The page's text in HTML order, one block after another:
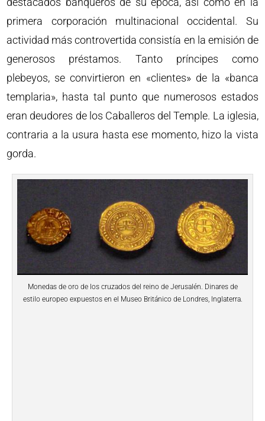
primera corporación multinacional occidental. Su
actividad más controvertida consistía en la emisión de
generosos préstamos. Tanto príncipes como
plebeyos, se convirtieron en «clientes» de la «banca
templaria», hasta tal punto que numerosos estados
eran deudores de los Caballeros del Temple. La iglesia,
contraria a la usura hasta ese momento, hizo la vista
gorda.
Monedas de oro de los cruzados del reino de Jerusalén. Dinares de
estilo europeo expuestos en el Museo Británico de Londres, Inglaterra.